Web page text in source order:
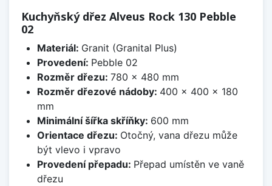
Kuchyňský dřez Alveus Rock 130 Pebble
02
Materiál: Granit (Granital Plus)
Provedení: Pebble 02
Rozměr dřezu: 780 x 480 mm
Rozměr dřezové nádoby: 400 x 400 x 180
mm
Minimální šířka skříňky: 600 mm
Orientace dřezu: Otočný, vana dřezu může
být vlevo i vpravo
Provedení přepadu: Přepad umístěn ve vaně
dřezu